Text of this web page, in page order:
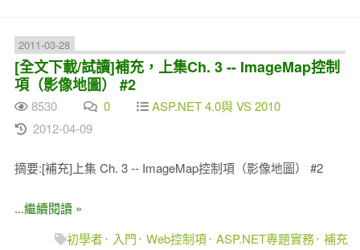
2011-03-28
[全文下載/試讀]補充，上集Ch. 3 -- ImageMap控制
項（影像地圖） #2
8530 0
ASP.NET 4.0與 VS 2010
2012-04-09
摘要:[補充]上集 Ch. 3 -- ImageMap控制項（影像地圖） #2
...繼續閱讀 »
初學者
入門 Web控制項 ASP.NET專題實務 補充